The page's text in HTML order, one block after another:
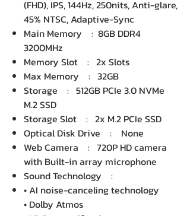
(FHD), IPS, 144Hz, 250nits, Anti-glare,
45% NTSC, Adaptive-Sync
Main Memory : 8GB DDR4
3200MHz
Memory Slot : 2x Slots
Max Memory : 32GB
Storage : 512GB PCIe 3.0 NVMe
M.2 SSD
Storage Slot : 2x M.2 PCIe SSD
Optical Disk Drive : None
Web Camera : 720P HD camera
with Built-in array microphone
Sound Technology :
• AI noise-canceling technology
• Dolby Atmos